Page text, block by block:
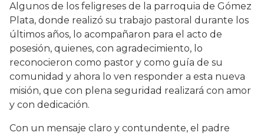
Algunos de los feligreses de la parroquia de Gómez
Plata, donde realizó su trabajo pastoral durante los
últimos años, lo acompañaron para el acto de
posesión, quienes, con agradecimiento, lo
reconocieron como pastor y como guía de su
comunidad y ahora lo ven responder a esta nueva
misión, que con plena seguridad realizará con amor
y con dedicación.
Con un mensaje claro y contundente, el padre